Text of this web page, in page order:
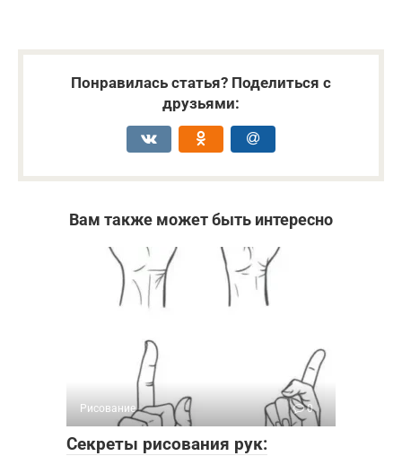
Понравилась статья? Поделиться с
друзьями:
Вам также может быть интересно
Рисование 0
Секреты рисования рук: